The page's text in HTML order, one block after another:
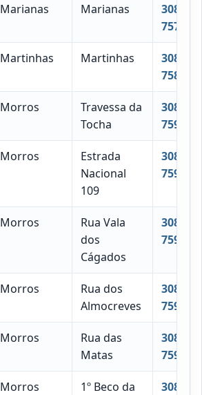
Marianas Marianas
3080-
757
Martinhas Martinhas
3080-
758
Morros
Travessa da
Tocha
3080-
759
Morros
Estrada
Nacional
109
3080-
759
Morros
Rua Vala
dos
Cágados
3080-
759
Morros
Rua dos
Almocreves
3080-
759
Morros
Rua das
Matas
3080-
759
Morros
1º Beco da
3080-